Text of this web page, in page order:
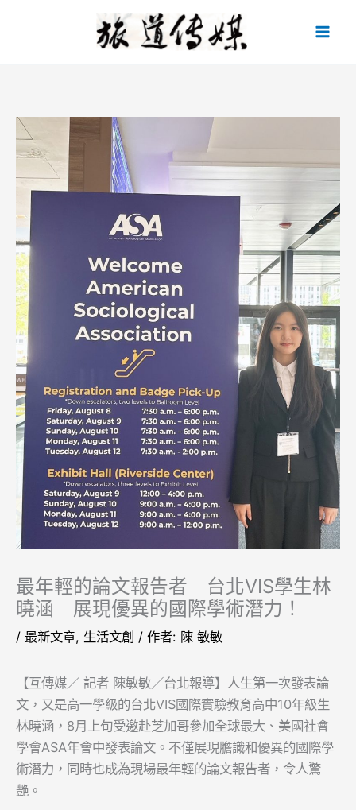
最年輕的論文報告者 台北VIS學生林
曉涵 展現優異的國際學術潛力！
/ 最新文章, 生活文創 / 作者: 陳 敏敏
【互傳媒／ 記者 陳敏敏／台北報導】人生第一次發表論
文，又是高一學級的台北VIS國際實驗教育高中10年級生
林曉涵，8月上旬受邀赴芝加哥參加全球最大、美國社會
學會ASA年會中發表論文。不僅展現膽識和優異的國際學
術潛力，同時也成為現場最年輕的論文報告者，令人驚
艷。